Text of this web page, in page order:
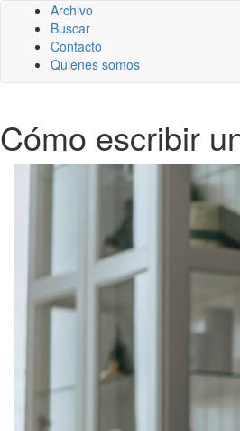
Archivo
Buscar
Contacto
Quienes somos
Cómo escribir